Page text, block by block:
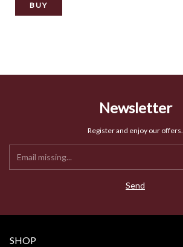
BUY
Newsletter
Register and enjoy our offers.
SHOP